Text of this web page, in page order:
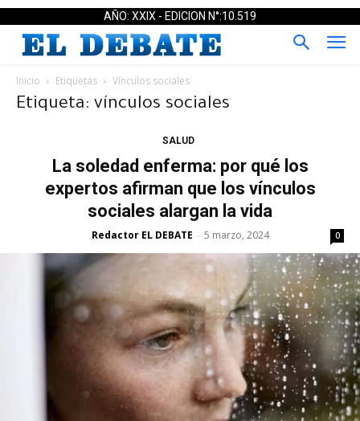
AÑO: XXIX - EDICION N°:10.519
Inicio Etiquetas Vínculos sociales
Etiqueta: vínculos sociales
SALUD
La soledad enferma: por qué los
expertos afirman que los vínculos
sociales alargan la vida
Redactor EL DEBATE - 5 marzo, 2024 0